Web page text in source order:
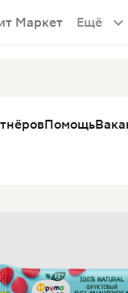
Маркет Ещё
Помощь